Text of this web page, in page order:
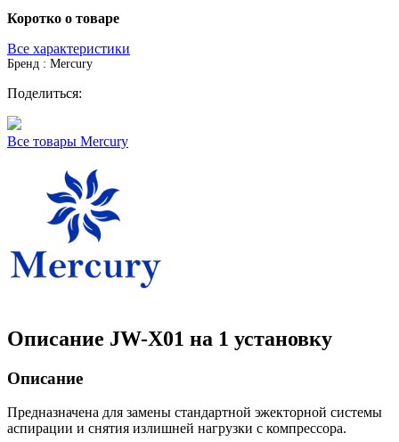
Коротко о товаре
Все характеристики
Бренд : Mercury
Поделиться:
Все товары Mercury
Описание JW-Х01 на 1 установку
Описание
Предназначена для замены стандартной эжекторной системы
аспирации и снятия излишней нагрузки с компрессора.